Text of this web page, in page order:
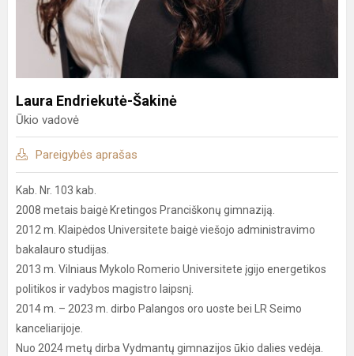
Laura Endriekutė-Šakinė
Ūkio vadovė
Pareigybės aprašas
Kab. Nr. 103 kab.
2008 metais baigė Kretingos Pranciškonų gimnaziją.
2012 m. Klaipėdos Universitete baigė viešojo administravimo
bakalauro studijas.
2013 m. Vilniaus Mykolo Romerio Universitete įgijo energetikos
politikos ir vadybos magistro laipsnį.
2014 m. – 2023 m. dirbo Palangos oro uoste bei LR Seimo
kanceliarijoje.
Nuo 2024 metų dirba Vydmantų gimnazijos ūkio dalies vedėja.